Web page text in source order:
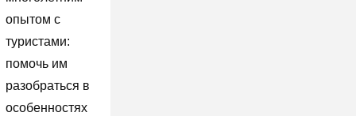
опытом с
туристами:
помочь им
разобраться в
особенностях